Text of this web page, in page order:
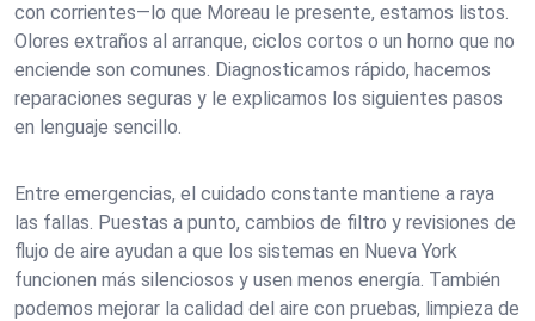
con corrientes—lo que Moreau le presente, estamos listos.
Olores extraños al arranque, ciclos cortos o un horno que no
enciende son comunes. Diagnosticamos rápido, hacemos
reparaciones seguras y le explicamos los siguientes pasos
en lenguaje sencillo.
Entre emergencias, el cuidado constante mantiene a raya
las fallas. Puestas a punto, cambios de filtro y revisiones de
flujo de aire ayudan a que los sistemas en Nueva York
funcionen más silenciosos y usen menos energía. También
podemos mejorar la calidad del aire con pruebas, limpieza de